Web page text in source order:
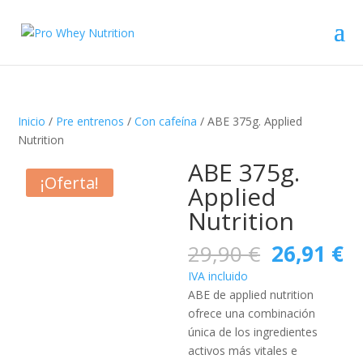
Inicio / Pre entrenos /Con cafeína / ABE 375g. Applied
Nutrition
¡Oferta!
-10% ABE 375g.
Applied
Nutrition
29,90€ El
precio
original
era:
29,90 €.
26,91 €El
IVA incluido
ABE de applied nutrition
ofrece una combinación
única de los ingredientes
activos más vitales e